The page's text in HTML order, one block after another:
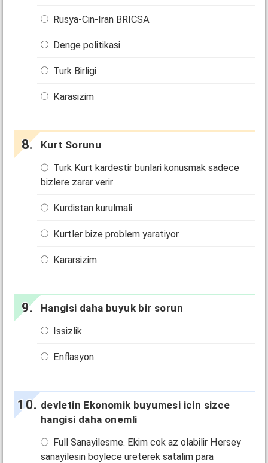
Rusya-Cin-Iran BRICSA
Denge politikasi
Turk Birligi
Karasizim
Kurt Sorunu
Turk Kurt kardestir bunlari konusmak sadece
bizlere zarar verir
Kurdistan kurulmali
Kurtler bize problem yaratiyor
Kararsizim
Hangisi daha buyuk bir sorun
Issizlik
Enflasyon
devletin Ekonomik buyumesi icin sizce
hangisi daha onemli
Full Sanayilesme. Ekim cok az olabilir Hersey
sanayilesin boylece ureterek satalim para